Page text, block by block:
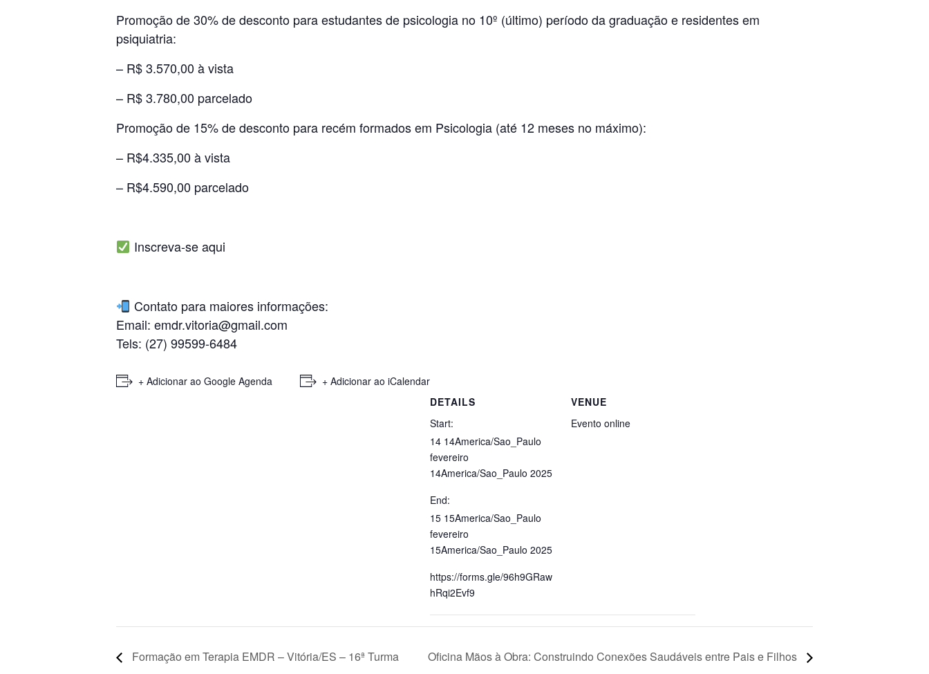
Promoção de 30% de desconto para estudantes de psicologia no 10º (último) período da graduação e residentes em
psiquiatria:
– R$ 3.570,00 à vista
– R$ 3.780,00 parcelado
Promoção de 15% de desconto para recém formados em Psicologia (até 12 meses no máximo):
– R$4.335,00 à vista
– R$4.590,00 parcelado
Inscreva-seaqui
Contato para maiores informações:
Email: emdr.vitoria@gmail.com
Tels: (27) 99599-6484
+ Adicionar ao Google Agenda
+ Adicionar ao iCalendar
DETAILS
Start:
14 14America/Sao_Paulo
fevereiro
14America/Sao_Paulo 2025
End:
15 15America/Sao_Paulo
fevereiro
15America/Sao_Paulo 2025
https://forms.gle/96h9GRaw
hRqi2Evf9
VENUE
Evento online
Formação em Terapia EMDR – Vitória/ES – 16ª Turma Oficina Mãos à Obra: Construindo Conexões Saudáveis entre Pais e Filhos